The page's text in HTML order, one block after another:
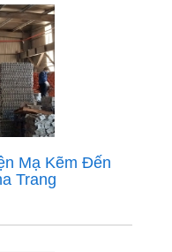
Mạ Kẽm Đến
Trang